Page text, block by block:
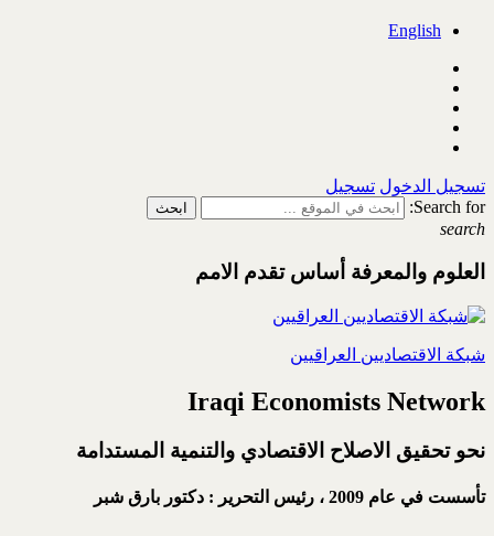
English
تسجيل الدخول تسجيل
Search for:
search
العلوم والمعرفة أساس تقدم الامم
شبكة الاقتصاديين العراقيين
Iraqi Economists Network
نحو تحقيق الاصلاح الاقتصادي والتنمية المستدامة
تأسست في عام 2009 ، رئيس التحرير : دكتور بارق شبر